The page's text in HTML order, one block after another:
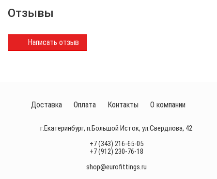
Отзывы
Написать отзыв
г.Екатеринбург, п.Большой Исток, ул.Свердлова, 42
+7 (343) 216-65-05
+7 (912) 230-76-18
shop@eurofittings.ru
Доставка Оплата Контакты О компании